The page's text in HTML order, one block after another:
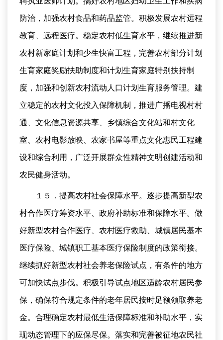
防治，加强农村食品和药品监管。积极发展农村远程
教育、远程医疗。稳定农村低生育水平，继续推进新
农村新家庭计划和少生快富工程，完善农村部分计划
生育家庭奖励扶助制度和计划生育家庭特别扶持制
度，加强和创新农村流动人口计划生育服务管理。建
立稳定的农村文化投入保障机制，推进广播电视村村
通、文化信息资源共享、乡镇综合文化站和村文化
室、农村电影放映、农家书屋等重点文化惠民工程建
设和综合利用，广泛开展群众性精神文明创建活动和
农民健身活动。
１５．提高农村社会保障水平。逐步提高新型农
村合作医疗筹资水平、政府补助标准和保障水平。做
好新型农村合作医疗、农村医疗救助、城镇居民基本
医疗保险、城镇职工基本医疗保险制度的政策衔接。
继续抓好新型农村社会养老保险试点，有条件的地方
可加快试点步伐。积极引导试点地区适龄农村居民参
保，确保符合规定条件的老年居民按时足额领取养老
金。合理确定农村最低生活保障标准和补助水平，实
现动态管理下的应保尽保。落实和完善被征地农民社